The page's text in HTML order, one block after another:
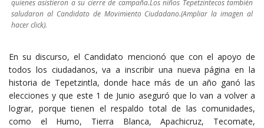
quienes asistieron a su cierre de campaña.Los niños Tepetzintecos también
saludaron al Candidato de Movimiento Ciudadano.(Ampliar la imagen al
hacer click).
En su discurso, el Candidato mencionó que con el apoyo de
todos los ciudadanos, va a inscribir una nueva página en la
historia de Tepetzintla, donde hace más de un año ganó las
elecciones y que este 1 de Junio aseguró que lo van a volver a
lograr, porque tienen el respaldo total de las comunidades,
como el Humo, Tierra Blanca, Apachicruz, Tecomate,